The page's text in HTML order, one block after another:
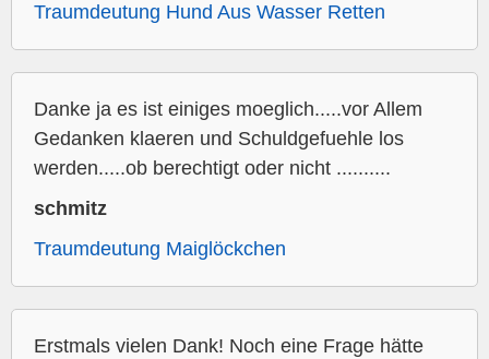
Traumdeutung Hund Aus Wasser Retten
Danke ja es ist einiges moeglich.....vor Allem
Gedanken klaeren und Schuldgefuehle los
werden.....ob berechtigt oder nicht ..........
schmitz
Traumdeutung Maiglöckchen
Erstmals vielen Dank! Noch eine Frage hätte